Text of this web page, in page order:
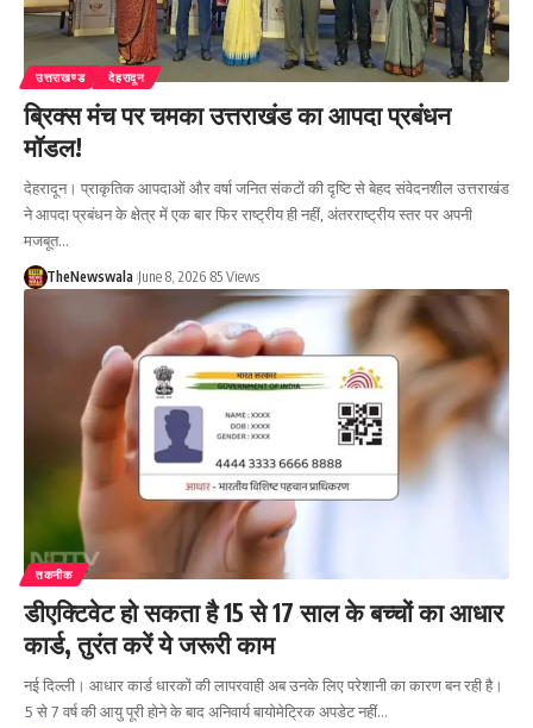
उत्तराखण्ड देहरादून
ब्रिक्स मंच पर चमका उत्तराखंड का आपदा प्रबंधन
मॉडल!
देहरादून। प्राकृतिक आपदाओं और वर्षा जनित संकटों की दृष्टि से बेहद संवेदनशील उत्तराखंड
ने आपदा प्रबंधन के क्षेत्र में एक बार फिर राष्ट्रीय ही नहीं, अंतरराष्ट्रीय स्तर पर अपनी
मजबूत…
TheNewswala June 8, 2026 85 Views
तकनीक
डीएक्टिवेट हो सकता है 15 से 17 साल के बच्चों का आधार
कार्ड, तुरंत करें ये जरूरी काम
नई दिल्ली। आधार कार्ड धारकों की लापरवाही अब उनके लिए परेशानी का कारण बन रही है।
5 से 7 वर्ष की आयु पूरी होने के बाद अनिवार्य बायोमेट्रिक अपडेट नहीं…